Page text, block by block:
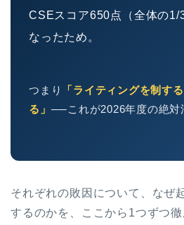
CSEスコア650点（全体の1/
なったため。
つまり
「ライティングを制す
る」 ──これが2026年度の絶対
それぞれの敗因について、なぜ
するのかを、ここから1つずつ徹